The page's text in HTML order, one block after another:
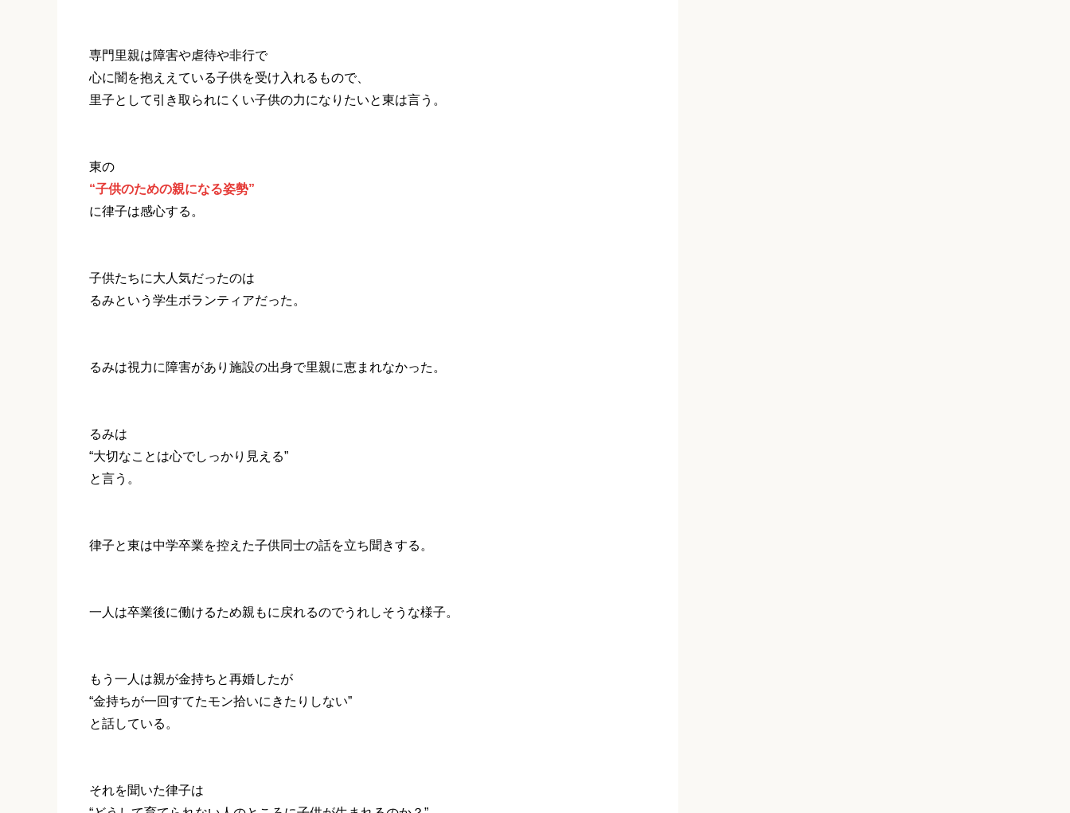
専門里親は障害や虐待や非行で
心に闇を抱ええている子供を受け入れるもので、
里子として引き取られにくい子供の力になりたいと東は言う。
東の
“子供のための親になる姿勢”
に律子は感心する。
子供たちに大人気だったのは
るみという学生ボランティアだった。
るみは視力に障害があり施設の出身で里親に恵まれなかった。
るみは
“大切なことは心でしっかり見える”
と言う。
律子と東は中学卒業を控えた子供同士の話を立ち聞きする。
一人は卒業後に働けるため親もに戻れるのでうれしそうな様子。
もう一人は親が金持ちと再婚したが
“金持ちが一回すてたモン拾いにきたりしない”
と話している。
それを聞いた律子は